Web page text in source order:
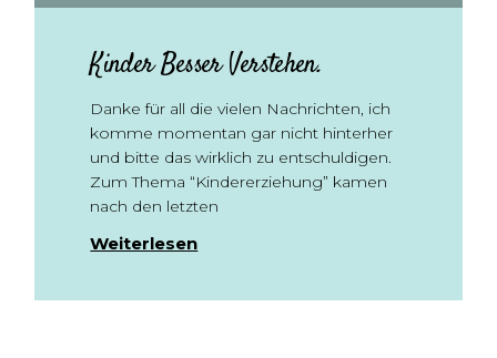
Kinder Besser Verstehen.
Danke für all die vielen Nachrichten, ich
komme momentan gar nicht hinterher
und bitte das wirklich zu entschuldigen.
Zum Thema “Kindererziehung” kamen
nach den letzten
Weiterlesen